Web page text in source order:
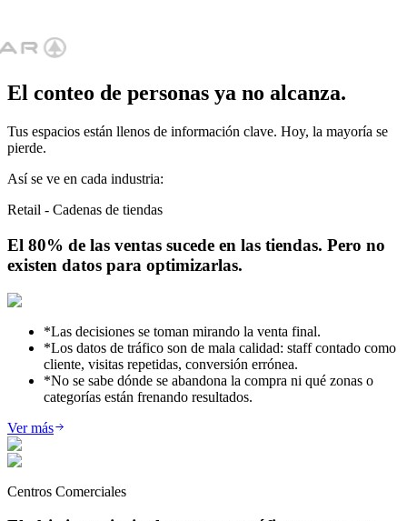
El conteo de personas ya no alcanza.
Tus espacios están llenos de información clave. Hoy, la mayoría se
pierde.
Así se ve en cada industria:
Retail - Cadenas de tiendas
El 80% de las ventas sucede en las tiendas. Pero no
existen datos para optimizarlas.
*Las decisiones se toman mirando la venta final.
*Los datos de tráfico son de mala calidad: staff contado como
cliente, visitas repetidas, conversión errónea.
*No se sabe dónde se abandona la compra ni qué zonas o
categorías están frenando resultados.
Ver más
Centros Comerciales